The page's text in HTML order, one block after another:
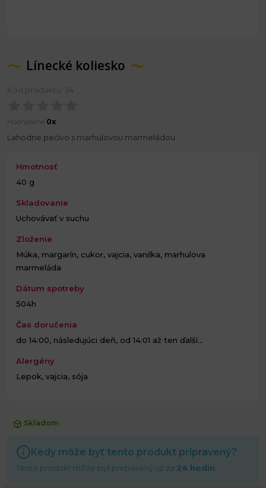
Línecké koliesko
Kód produktu: 34
Hodnotené 0x
Lahodne pečivo s marhulovou marmeládou
Hmotnosť
40 g
Skladovanie
Uchovávať v suchu
Zloženie
Múka, margarín, cukor, vajcia, vanilka, marhulova
marmeláda
Dátum spotreby
504h
Čas doručenia
do 14:00, následujúci deň, od 14:01 až ten ďalší...
Alergény
Lepok, vajcia, sója
Skladom
Kedy môže byť tento produkt pripravený?
Tento produkt môže byť prirpavený už za 24 hodín.